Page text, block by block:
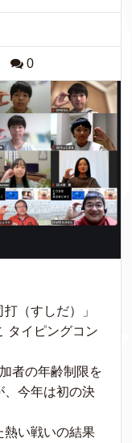
0
（すしだ）」
タイピングコン
者の年齢制限を
、今年は初の決
熱い戦いの結果